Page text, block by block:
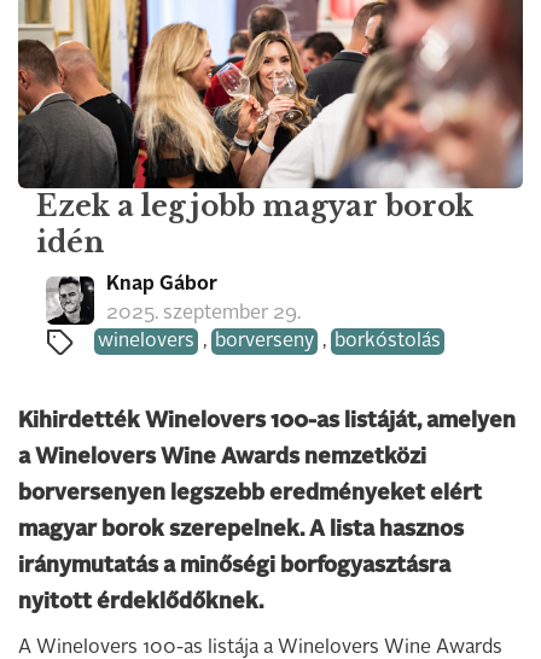
Ezek a legjobb magyar borok
idén
Knap Gábor
2025. szeptember 29.
winelovers , borverseny , borkóstolás
Kihirdették Winelovers 100-as listáját, amelyen
a Winelovers Wine Awards nemzetközi
borversenyen legszebb eredményeket elért
magyar borok szerepelnek. A lista hasznos
iránymutatás a minőségi borfogyasztásra
nyitott érdeklődőknek.
A Winelovers 100-as listája a Winelovers Wine Awards